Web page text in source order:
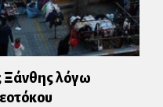
Ξάνθης λόγω